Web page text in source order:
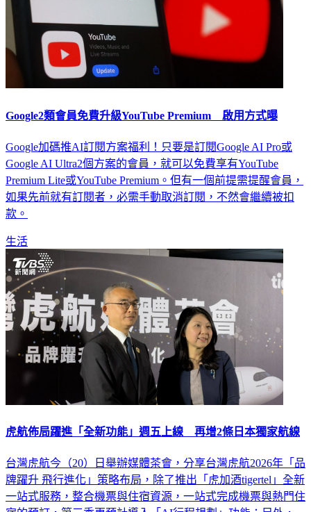
Google2類會員免費升級YouTube Premium 啟用方式曝
Google加碼推AI訂閱方案福利！只要是訂閱Google AI Pro或
Google AI Ultra2個方案的會員，就可以免費享有YouTube
Premium Lite或YouTube Premium。但有一個前提需提醒會員，
如果先前就有訂閱者，必需手動取消訂閱，不然會繼續被扣
款。
生活
虎航佈局躍進「全新功能」週五上線 再增2條日本獨家航線
台灣虎航今（20）日舉辦媒體茶會，分享台灣虎航2026年「品
牌躍升 飛行進化」策略布局，除了推出「虎加酒tigertel」全新
一站式服務，整合機票與住宿資源，一站式完成機票與熱門住